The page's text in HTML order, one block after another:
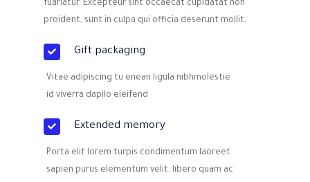
fuariatur. Excepteur sint occaecat cupidatat non
proident, sunt in culpa qui officia deserunt mollit.
Gift packaging
Vitae adipiscing tu enean ligula nibhmolestie
id viverra dapilo eleifend
Extended memory
Porta elit lorem turpis condimentum laoreet
sapien purus elementum velit. libero quam ac